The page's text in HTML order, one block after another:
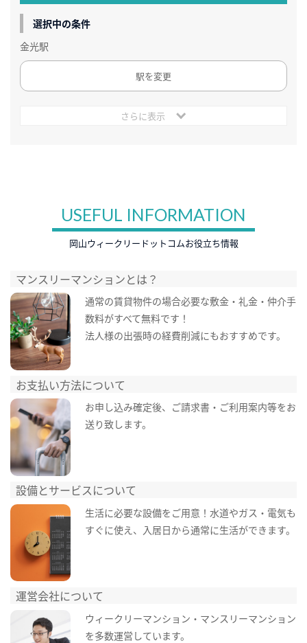
選択中の条件
金光駅
駅を変更
さらに表示
USEFUL INFORMATION
岡山ウィークリードットコムお役立ち情報
マンスリーマンションとは？
通常の賃貸物件の場合必要な敷金・礼金・仲介手
数料がすべて無料です！
法人様の出張時の経費削減にもおすすめです。
お支払い方法について
お申し込み確定後、ご請求書・ご利用案内等をお
送り致します。
設備とサービスについて
生活に必要な設備をご用意！水道やガス・電気も
すぐに使え、入居日から通常に生活ができます。
運営会社について
ウィークリーマンション・マンスリーマンション
を多数運営しています。